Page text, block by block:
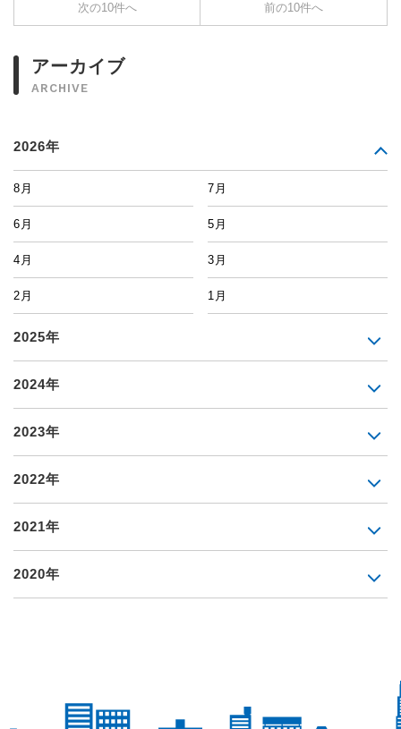
次の10件へ 前の10件へ
アーカイブ
ARCHIVE
2026年
8月 7月
6月 5月
4月 3月
2月 1月
2025年
2024年
2023年
2022年
2021年
2020年